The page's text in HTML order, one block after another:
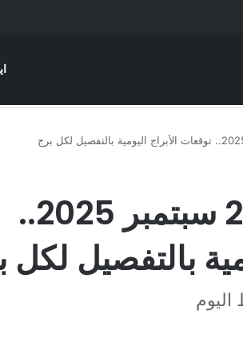
حظك اليوم الأحد 28 سبتمبر 2025..
بالتفصيل لكل
اليوم